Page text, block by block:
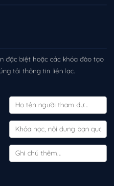
đặc biệt hoặc các khóa đào tạo
tôi thông tin liên lạc.